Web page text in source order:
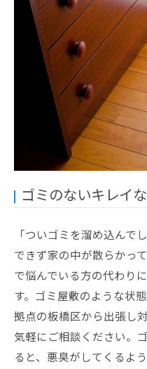
ゴミのないキレイ
「ついゴミを溜め込んで
できず家の中が散らかっ
で悩んでいる方の代わり
す。ゴミ屋敷のような状
拠点の板橋区から出張し
気軽にご相談ください。
ると、悪臭がしてくるよ